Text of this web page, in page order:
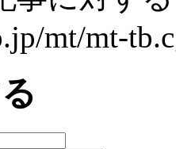
mt/mt-